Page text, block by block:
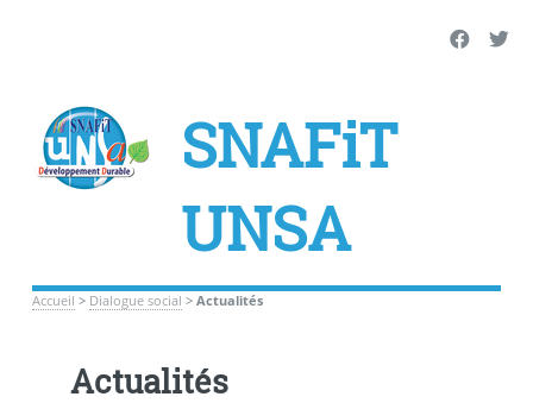
SNAFiT
UNSA
Accueil > Dialogue social > Actualités
Actualités